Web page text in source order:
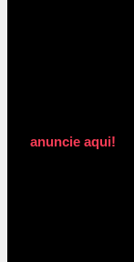
anuncie aqui!